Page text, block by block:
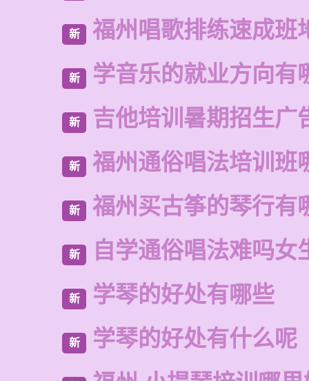
新 福州唱歌排练速成班
新 学音乐的就业方向有
新 吉他培训暑期招生广
新 福州通俗唱法培训班
新 福州买古筝的琴行有
新 自学通俗唱法难吗女
新 学琴的好处有哪些
新 学琴的好处有什么呢